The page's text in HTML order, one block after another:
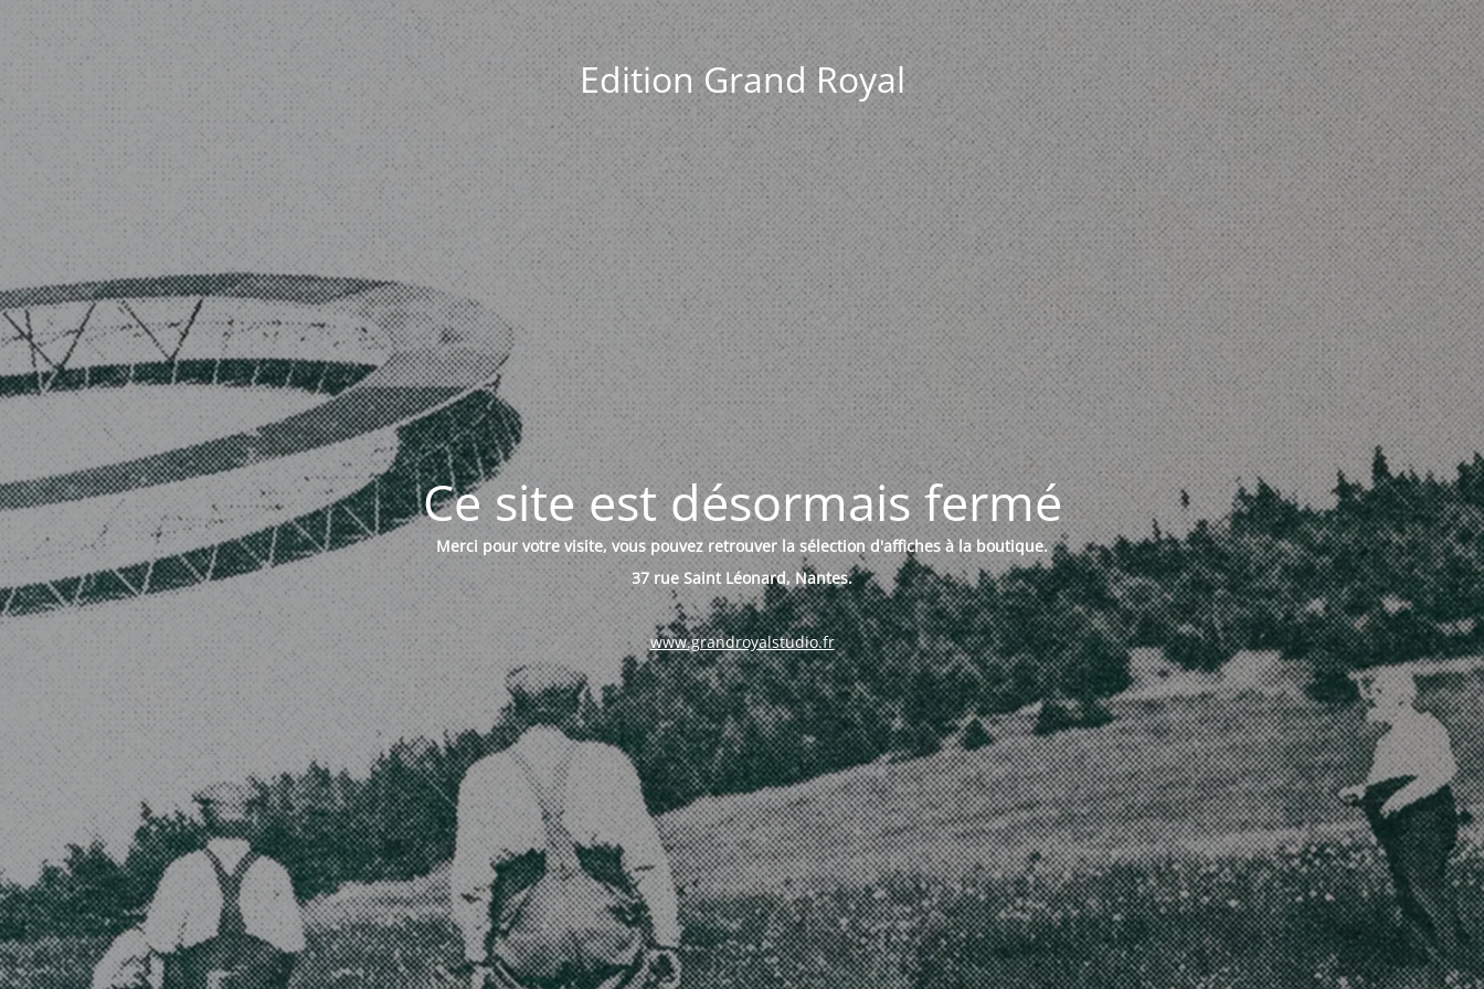
Edition Grand Royal
Ce site est désormais fermé
Merci pour votre visite, vous pouvez retrouver la sélection d'affiches à la boutique.
37 rue Saint Léonard, Nantes.
www.grandroyalstudio.fr